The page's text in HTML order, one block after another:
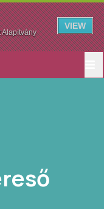
Alapítvány
VIEW